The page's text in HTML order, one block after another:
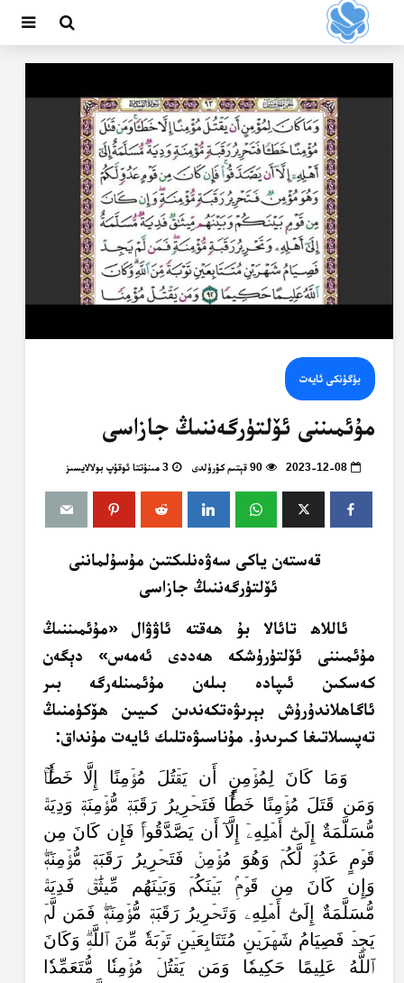
بۈگۈنكى ئايەت
مۇئمىننى ئۆلتۈرگەننىڭ جازاسى
2023-12-08 90 قېتىم كۆرۈلدى 3 مىنۇتتا ئوقۇپ بولالايسىز
قەستەن ياكى سەۋەنلىكتىن مۇسۇلماننى
ئۆلتۈرگەننىڭ جازاسى
ئاللاھ تائالا بۇ ھەقتە ئاۋۋال «مۇئمىننىڭ
مۇئمىننى ئۆلتۈرۈشكە ھەددى ئەمەس» دېگەن
كەسكىن ئىپادە بىلەن مۇئمىنلەرگە بىر
ئاگاھلاندۇرۇش بېرىۋەتكەندىن كىيىن ھۆكۈمنىڭ
تەپسىلاتىغا كىرىدۇ. مۇناسىۋەتلىك ئايەت مۇنداق:
وَمَا كَانَ لِمُؤۡمِنٍ أَن يَقۡتُلَ مُؤۡمِنًا إِلَّا خَطَ‍ٔٗاۚ
وَمَن قَتَلَ مُؤۡمِنًا خَطَ‍ٔٗا فَتَحۡرِيرُ رَقَبَةٖ مُّؤۡمِنَةٖ وَدِيَةٞ
مُّسَلَّمَةٌ إِلَىٰٓ أَهۡلِهِۦٓ إِلَّآ أَن يَصَّدَّقُواْۚ فَإِن كَانَ مِن
قَوۡمٍ عَدُوّٖ لَّكُمۡ وَهُوَ مُؤۡمِنٞ فَتَحۡرِيرُ رَقَبَةٖ مُّؤۡمِنَةٖۖ
وَإِن كَانَ مِن قَوۡمِۢ بَيۡنَكُمۡ وَبَيۡنَهُم مِّيثَٰقٞ فَدِيَةٞ
مُّسَلَّمَةٌ إِلَىٰٓ أَهۡلِهِۦ وَتَحۡرِيرُ رَقَبَةٖ مُّؤۡمِنَةٖۖ فَمَن لَّمۡ
يَجِدۡ فَصِيَامُ شَهۡرَيۡنِ مُتَتَابِعَيۡنِ تَوۡبَةٗ مِّنَ ٱللَّهِۗ وَكَانَ
ٱللَّهُ عَلِيمًا حَكِيمٗا وَمَن يَقۡتُلۡ مُؤۡمِنٗا مُّتَعَمِّدٗا